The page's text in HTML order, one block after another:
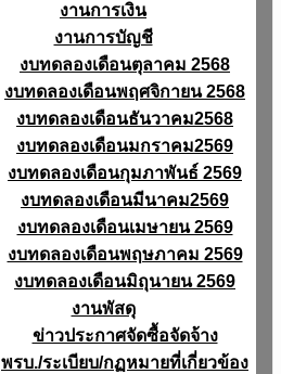
งานการเงิน
งานการบัญชี
งบทดลองเดือนตุลาคม 2568
งบทดลองเดือนพฤศจิกายน 2568
งบทดลองเดือนธันวาคม2568
งบทดลองเดือนมกราคม2569
งบทดลองเดือนกุมภาพันธ์ 2569
งบทดลองเดือนมีนาคม2569
งบทดลองเดือนเมษายน 2569
งบทดลองเดือนพฤษภาคม 2569
งบทดลองเดือนมิถุนายน 2569
งานพัสดุ
ข่าวประกาศจัดซื้อจัดจ้าง
พรบ./ระเบียบ/กฏหมายที่เกี่ยวข้อง